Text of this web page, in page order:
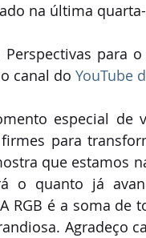
na última
para
canal do YouTube
especial de
para
que estamos
o quanto já
RGB é a soma de
Agradeço